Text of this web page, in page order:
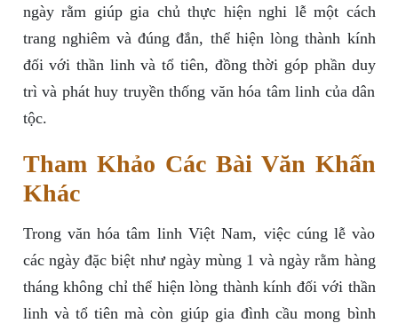
ngày rằm giúp gia chủ thực hiện nghi lễ một cách
trang nghiêm và đúng đắn, thể hiện lòng thành kính
đối với thần linh và tổ tiên, đồng thời góp phần duy
trì và phát huy truyền thống văn hóa tâm linh của dân
tộc.
Tham Khảo Các Bài Văn Khấn
Khác
Trong văn hóa tâm linh Việt Nam, việc cúng lễ vào
các ngày đặc biệt như ngày mùng 1 và ngày rằm hàng
tháng không chỉ thể hiện lòng thành kính đối với thần
linh và tổ tiên mà còn giúp gia đình cầu mong bình